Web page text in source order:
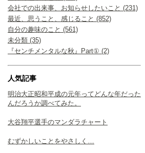
会社での出来事、お知らせしたいこと (231)
最近、思うこと、感じること (852)
自分の趣味のこと (561)
未分類 (35)
『センチメンタルな秋』Part① (2)
人気記事
明治大正昭和平成の元年ってどんな年だった
んだろうか調べてみた。
大谷翔平選手のマンダラチャート
むずかしいことをやさしく…